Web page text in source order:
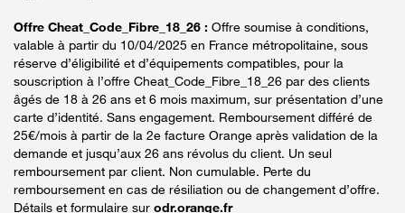
Offre Cheat_Code_Fibre_18_26 : Offre soumise à conditions,
valable à partir du 10/04/2025 en France métropolitaine, sous
réserve d’éligibilité et d’équipements compatibles, pour la
souscription à l’offre Cheat_Code_Fibre_18_26 par des clients
âgés de 18 à 26 ans et 6 mois maximum, sur présentation d’une
carte d’identité. Sans engagement. Remboursement différé de
25€/mois à partir de la 2e facture Orange après validation de la
demande et jusqu’aux 26 ans révolus du client. Un seul
remboursement par client. Non cumulable. Perte du
remboursement en cas de résiliation ou de changement d’offre.
Détails et formulaire sur odr.orange.fr